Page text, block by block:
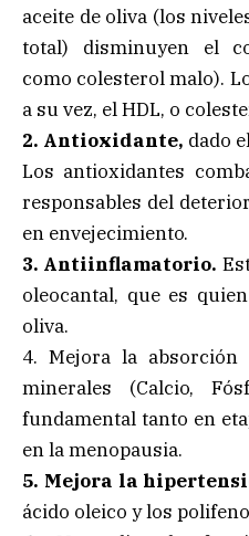
aceite de oliva (los
total) disminuyen el
como colesterol malo).
a su vez, el HDL, o
2. Antioxidante, dado
Los antioxidantes
responsables del
en envejecimiento.
3. Antiinflamatorio.
oleocantal, que es
oliva.
4. Mejora la
minerales (Calcio,
fundamental tanto en
en la menopausia.
5. Mejora la
ácido oleico y los